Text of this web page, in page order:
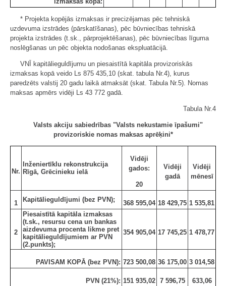
* Projekta kopējās izmaksas ir precizējamas pēc tehniskā
uzdevuma izstrādes (pārskatīšanas), pēc būvniecības tehniskā
projekta izstrādes (t.sk., pārprojektēšanas), pēc būvniecības līguma
noslēgšanas un pēc objekta nodošanas ekspluatācijā.
VNĪ kapitālieguldījumu un piesaistītā kapitāla provizoriskās
izmaksas kopā veido Ls 875 435,10 (skat. tabula Nr.4), kurus
paredzēts valstij 20 gadu laikā atmaksāt (skat. Tabula Nr.5). Nomas
maksas apmērs vidēji Ls 43 772 gadā.
Tabula Nr.4
Valsts akciju sabiedrības "Valsts nekustamie īpašumi"
provizoriskie nomas maksas aprēķini*
Nr.
Inženiertīklu rekonstrukcija
Rīgā, Grēcinieku ielā
Vidēji
gados:
20
Vidēji
gadā
Vidēji
mēnesī
1 Kapitālieguldījumi (bez PVN); 368 595,04 18 429,75 1 535,81
2
Piesaistītā kapitāla izmaksas
(t.sk., resursu cena un bankas
aizdevuma procenta likme pret
kapitālieguldījumiem ar PVN
(2.punkts);
354 905,04 17 745,25 1 478,77
PAVISAM KOPĀ (bez PVN): 723 500,08 36 175,00 3 014,58
PVN (21%): 151 935,02 7 596,75 633,06